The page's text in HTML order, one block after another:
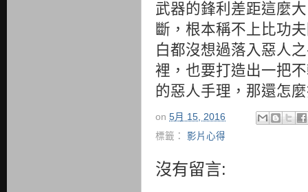
武器的鋒利差距這麼
斷，根本稱不上比功
白都沒想過落入惡人
裡，也要打造出一把
的惡人手理，那還怎
on 5月 15, 2016
標籤： 影片心得
沒有留言: